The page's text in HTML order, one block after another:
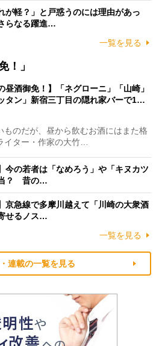
が軽？」と戸惑うのには理由があっ
らなる躍進…
一覧を見る
！」
昼酒御免！】「ネグローニ」「山崎」
タン」新宿三丁目の隠れ家バーで1…
のだが、昼から飲むお酒にはまた格
ター・作家の大竹…
今の若者は「なめろう」や「キヌカツ
当？ 昔の…
京急線で多摩川越えて「川崎の大衆酒
せるノス…
一覧を見る
連載の一覧を見る